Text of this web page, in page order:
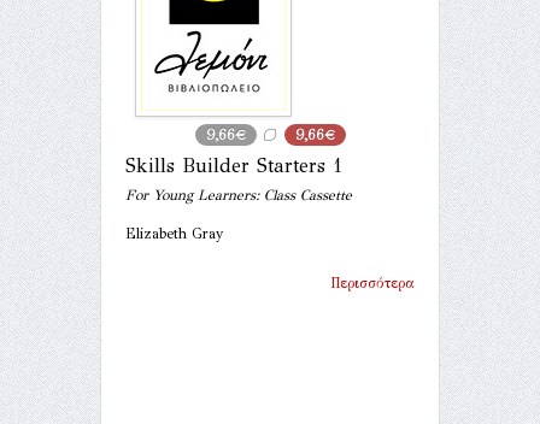
9,66€ 9,66€
Skills Builder Starters 1
For Young Learners: Class Cassette
Elizabeth Gray
Περισσότερα